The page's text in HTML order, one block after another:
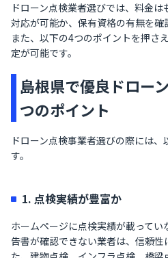
ドローン点検業者選びでは、料金
対応が可能か、保有資格の有無を確
また、以下の4つのポイントを押さ
定が可能です。
島根県で優良ドロー
つのポイント
ドローン点検事業者選びの際には
す。
1. 点検実績が豊富か
ホームページに点検実績が載って
告書が確認できない業者は、信頼